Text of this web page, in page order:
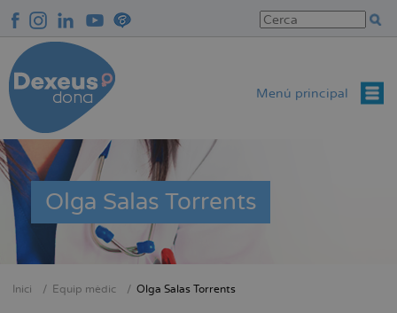
contingut
Menú principal
Olga Salas Torrents
Inici Equip mèdic Olga Salas Torrents